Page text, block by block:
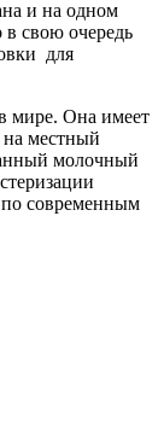
и на одном
свою очередь
для
мире. Она имеет
местный
молочный
по современным